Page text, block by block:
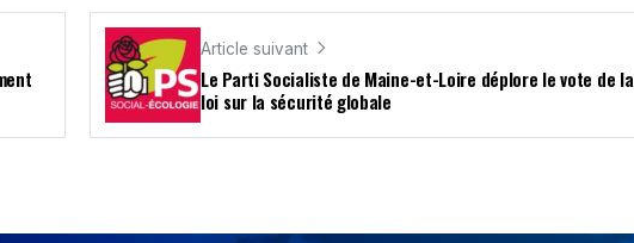
Article suivant
Le Parti Socialiste de Maine-et-Loire déplore le vote de la
loi sur la sécurité globale